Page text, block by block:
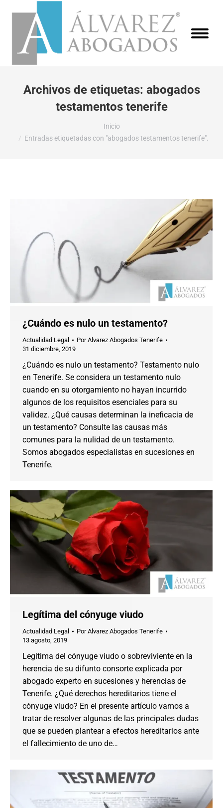
Archivos de etiquetas: abogados
testamentos tenerife
Inicio
Entradas etiquetadas con "abogados testamentos tenerife".
¿Cuándo es nulo un testamento?
Actualidad Legal PorAlvarez Abogados Tenerife
31 diciembre, 2019
¿Cuándo es nulo un testamento? Testamento nulo
en Tenerife. Se considera un testamento nulo
cuando en su otorgamiento no hayan incurrido
algunos de los requisitos esenciales para su
validez. ¿Qué causas determinan la ineficacia de
un testamento? Consulte las causas más
comunes para la nulidad de un testamento.
Somos abogados especialistas en sucesiones en
Tenerife.
Legítima del cónyuge viudo
Actualidad Legal PorAlvarez Abogados Tenerife
13 agosto, 2019
Legitima del cónyuge viudo o sobreviviente en la
herencia de su difunto consorte explicada por
abogado experto en sucesiones y herencias de
Tenerife. ¿Qué derechos hereditarios tiene el
cónyuge viudo? En el presente artículo vamos a
tratar de resolver algunas de las principales dudas
que se pueden plantear a efectos hereditarios ante
el fallecimiento de uno de…